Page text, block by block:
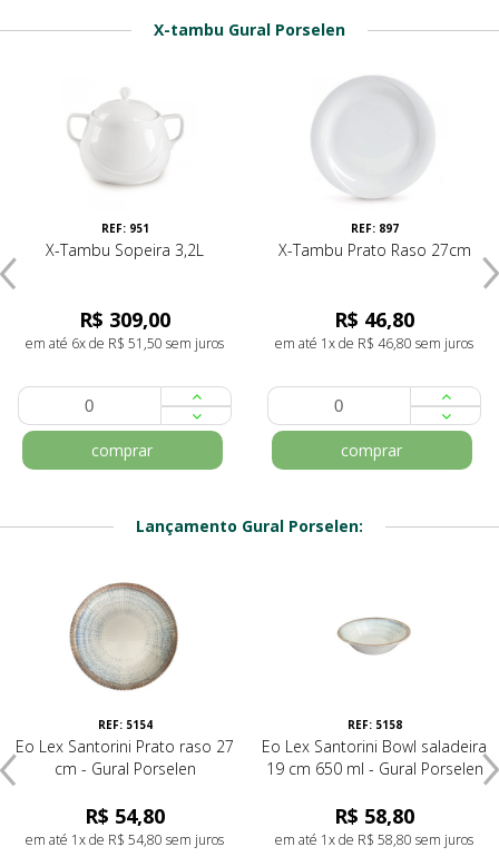
X-tambu Gural Porselen
REF: 951
X-Tambu Sopeira 3,2L
R$ 309,00
em até 6x de R$ 51,50 sem juros
comprar
REF: 897
X-Tambu Prato Raso 27cm
R$ 46,80
em até 1x de R$ 46,80 sem juros
comprar
Lançamento Gural Porselen:
REF: 5154
Eo Lex Santorini Prato raso 27
cm - Gural Porselen
R$ 54,80
em até 1x de R$ 54,80 sem juros
REF: 5158
Eo Lex Santorini Bowl saladeira
19 cm 650 ml - Gural Porselen
R$ 58,80
em até 1x de R$ 58,80 sem juros